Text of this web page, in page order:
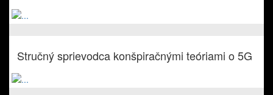
Stručný sprievodca konšpiračnými teóriami o 5G